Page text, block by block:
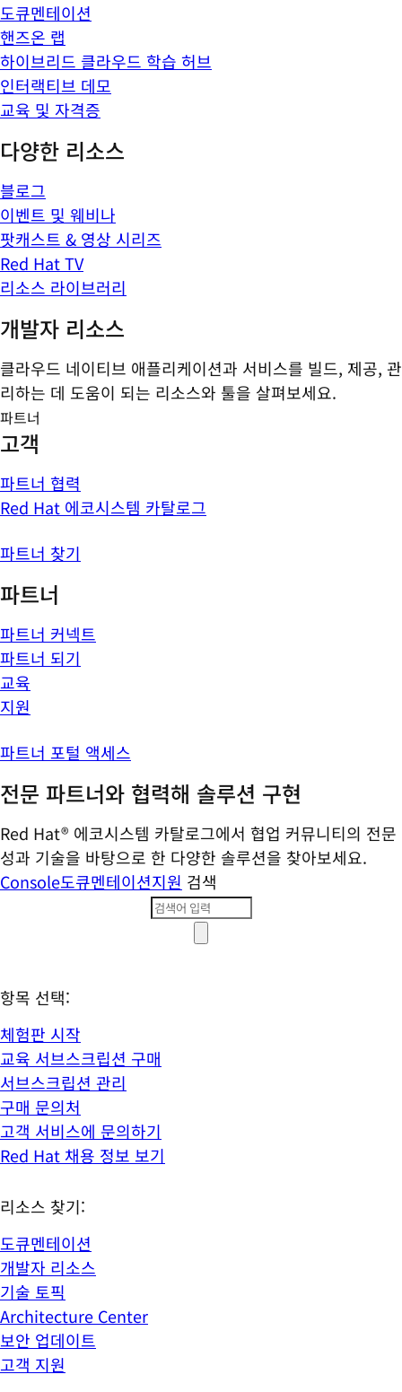
도큐멘테이션
핸즈온 랩
하이브리드 클라우드 학습 허브
인터랙티브 데모
교육 및 자격증
다양한 리소스
블로그
이벤트 및 웨비나
팟캐스트 & 영상 시리즈
Red Hat TV
리소스 라이브러리
개발자 리소스
클라우드 네이티브 애플리케이션과 서비스를 빌드, 제공, 관
리하는 데 도움이 되는 리소스와 툴을 살펴보세요.
파트너
고객
파트너 협력
Red Hat 에코시스템 카탈로그
파트너 찾기
파트너
파트너 커넥트
파트너 되기
교육
지원
파트너 포털 액세스
전문 파트너와 협력해 솔루션 구현
Red Hat® 에코시스템 카탈로그에서 협업 커뮤니티의 전문
성과 기술을 바탕으로 한 다양한 솔루션을 찾아보세요.
Console도큐멘테이션지원 검색
항목 선택:
체험판 시작
교육 서브스크립션 구매
서브스크립션 관리
구매 문의처
고객 서비스에 문의하기
Red Hat 채용 정보 보기
리소스 찾기:
도큐멘테이션
개발자 리소스
기술 토픽
Architecture Center
보안 업데이트
고객 지원